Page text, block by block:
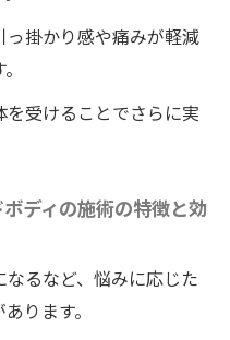
による女性の体質改
の施術が女性のメン
らす理由
の施術で感じる心身
掛かり感や痛みが軽減
受けることでさらに実
ディの施術の特徴と効
るなど、悩みに応じた
ります。